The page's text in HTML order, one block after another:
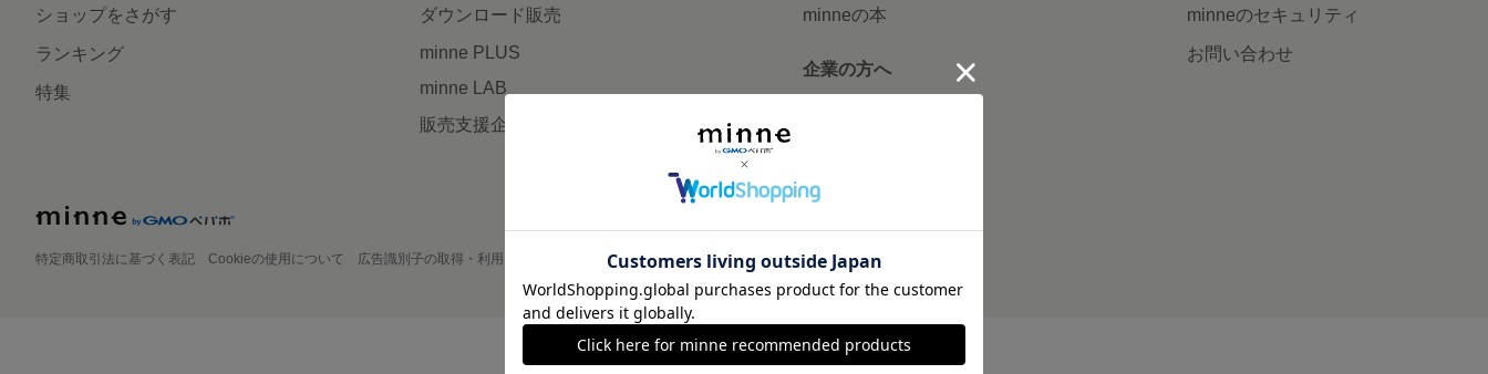
ショップをさがす
ランキング
特集
ダウンロード販売
minne PLUS
minne LAB
販売支援企画・イベント
minneの本
企業の方へ
minneのセキュリティ
お問い合わせ
特定商取引法に基づく表記 Cookieの使用について 広告識別子の取得・利用 プライバシーポリシー 会社概要 採用情報 メディアキット
©GMO Pepabo, Inc. All rights reserved.